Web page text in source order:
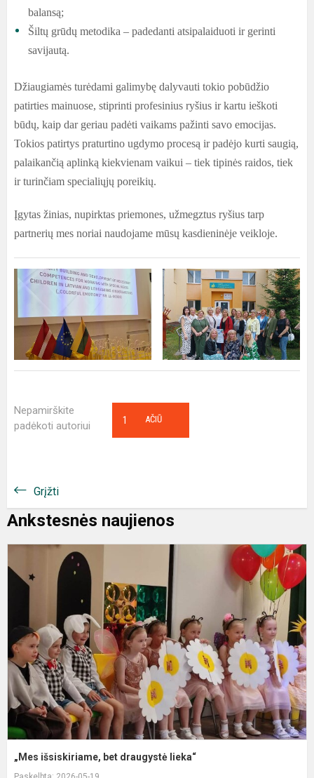
balansą;
Šiltų grūdų metodika – padedanti atsipalaiduoti ir gerinti
savijautą.
Džiaugiamės turėdami galimybę dalyvauti tokio pobūdžio
patirties mainuose, stiprinti profesinius ryšius ir kartu ieškoti
būdų, kaip dar geriau padėti vaikams pažinti savo emocijas.
Tokios patirtys praturtino ugdymo procesą ir padėjo kurti saugią,
palaikančią aplinką kiekvienam vaikui – tiek tipinės raidos, tiek
ir turinčiam specialiųjų poreikių.
Įgytas žinias, nupirktas priemones, užmegztus ryšius tarp
partnerių mes noriai naudojame mūsų kasdieninėje veikloje.
Nepamirškite
padėkoti autoriui
AČIŪ
1
Grįžti
Ankstesnės naujienos
„Mes išsiskiriame, bet draugystė lieka“